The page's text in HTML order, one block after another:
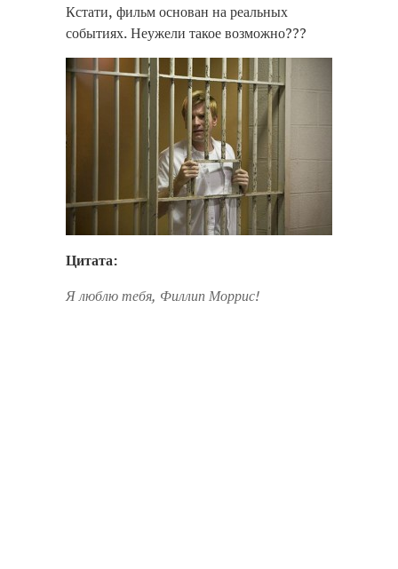
replica taschen
replique sac pas cher
replica borse di lusso
replicas bolsos
Кстати, фильм основан на реальных
событиях. Неужели такое возможно???
Цитата:
Я люблю тебя, Филлип Моррис!